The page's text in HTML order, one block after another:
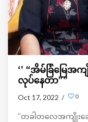
‘’ “အိမ်ခြံမြေ
လုပ်နေတာ””
Oct 17, 2022 / 0
‘’တခါတလေအကျိုးဆ